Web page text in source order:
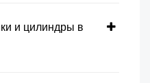
и цилиндры в